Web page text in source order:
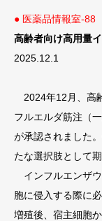
● 医薬品情報室-88
高齢者向け高用量
2025.12.1
2024年12月、高
フルエルダ筋注（
が承認されました
たな選択肢として
インフルエンザ
胞に侵入する際に
増殖後、宿主細胞